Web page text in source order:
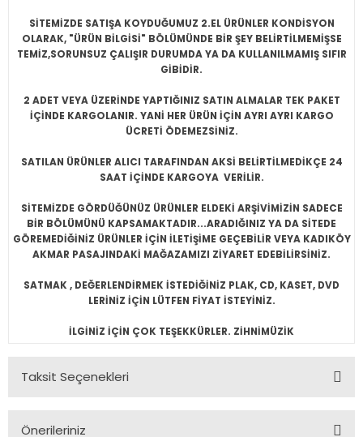
SİTEMİZDE SATIŞA KOYDUĞUMUZ 2.EL ÜRÜNLER KONDİSYON
OLARAK, "ÜRÜN BİLGİSİ" BÖLÜMÜNDE BİR ŞEY BELİRTİLMEMİŞSE
TEMİZ,SORUNSUZ ÇALIŞIR DURUMDA YA DA KULLANILMAMIŞ SIFIR
GİBİDİR.
2 ADET VEYA ÜZERİNDE YAPTIĞINIZ SATIN ALMALAR TEK PAKET
İÇİNDE KARGOLANIR. YANİ HER ÜRÜN İÇİN AYRI AYRI KARGO
ÜCRETİ ÖDEMEZSİNİZ.
SATILAN ÜRÜNLER ALICI TARAFINDAN AKSİ BELİRTİLMEDİKÇE 24
SAAT İÇİNDE KARGOYA VERİLİR.
SİTEMİZDE GÖRDÜĞÜNÜZ ÜRÜNLER ELDEKİ ARŞİVİMİZİN SADECE
BİR BÖLÜMÜNÜ KAPSAMAKTADIR...ARADIĞINIZ YA DA SİTEDE
GÖREMEDİĞİNİZ ÜRÜNLER İÇİN İLETİŞİME GEÇEBİLİR VEYA KADIKÖY
AKMAR PASAJINDAKİ MAĞAZAMIZI ZİYARET EDEBİLİRSİNİZ.
SATMAK , DEĞERLENDİRMEK İSTEDİĞİNİZ PLAK, CD, KASET, DVD
LERİNİZ İÇİN LÜTFEN FİYAT İSTEYİNİZ.
İLGİNİZ İÇİN ÇOK TEŞEKKÜRLER. ZİHNİMÜZİK
Taksit Seçenekleri
Önerileriniz